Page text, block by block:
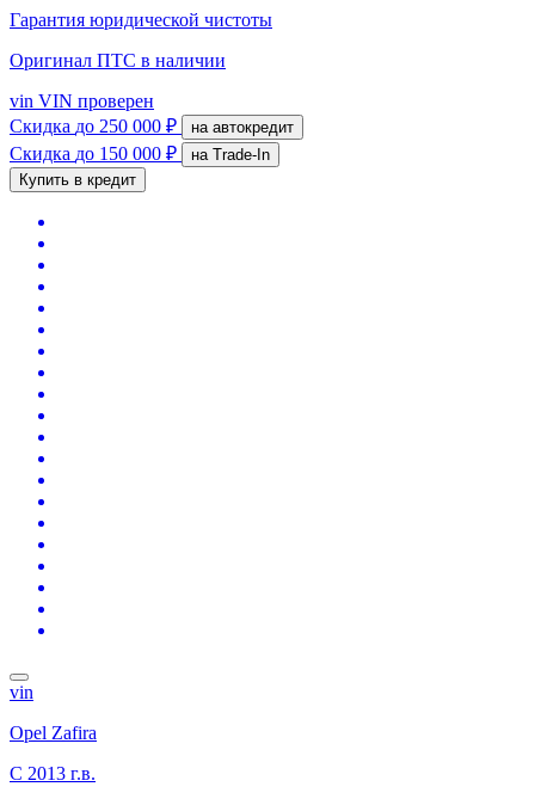
Гарантия юридической чистоты
Оригинал ПТС в наличии
vin VIN проверен
Скидка до 250 000 ₽ на автокредит
Скидка до 150 000 ₽
на Trade-In
Купить в кредит
vin
Opel Zafira
C 2013 г.в.